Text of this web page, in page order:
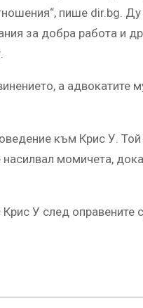
пише dir.bg.
за добра работа и
а адвокатите
към Крис У. Той
момичета,
У след оправените